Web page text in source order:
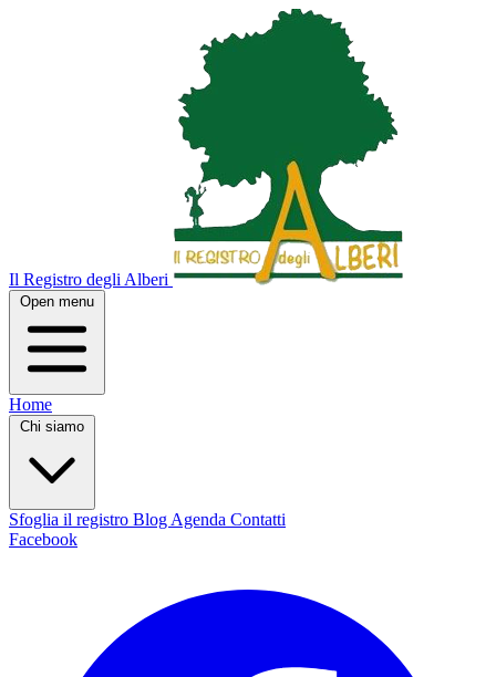
Il Registro degli Alberi
Open menu
Home
Chi siamo
Sfoglia il registro Blog Agenda Contatti
Facebook